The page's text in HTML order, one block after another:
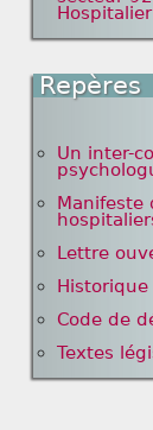
Repères
Un inter-
Manifeste
Lettre
Historique
Code de
Textes